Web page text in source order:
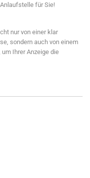
für Sie!
nur von einer klar
sondern auch von einem
Ihrer Anzeige die